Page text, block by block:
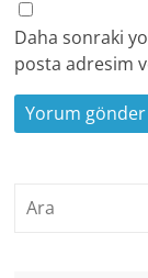
Daha sonraki
posta adresim